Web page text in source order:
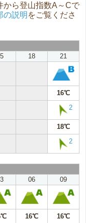
から登山指数A～Cで
の説明 をご覧くださ
18 21
16℃
2
18℃
2
06 09
16℃ 16℃